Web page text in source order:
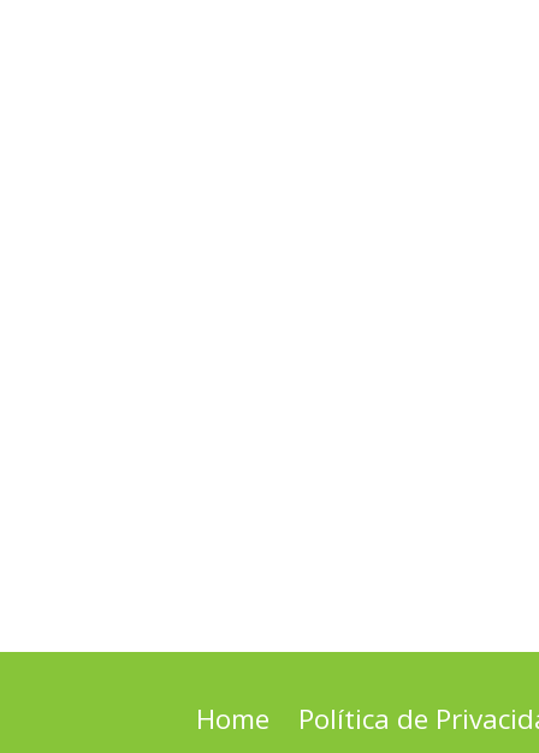
Home Política de